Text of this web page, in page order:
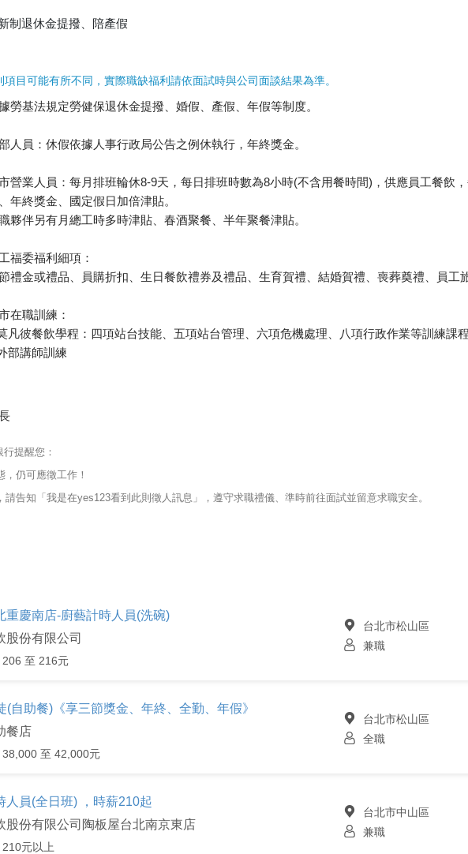
制退休金提撥、陪產假
目可能有所不同，實際職缺福利請依面試時與公司面談結果為準。
勞基法規定勞健保退休金提撥、婚假、產假、年假等制度。
人員：休假依據人事行政局公告之例休執行，年終獎金。
營業人員：每月排班輪休8-9天，每日排班時數為8小時(不含用餐時間)，供應員工餐飲
年終獎金、國定假日加倍津貼。
夥伴另有月總工時多時津貼、春酒聚餐、半年聚餐津貼。
福委福利細項：
禮金或禮品、員購折扣、生日餐飲禮券及禮品、生育賀禮、結婚賀禮、喪葬奠禮、員工
在職訓練：
凡彼餐飲學程：四項站台技能、五項站台管理、六項危機處理、八項行政作業等訓練課
部講師訓練
提醒您：
，仍可應徵工作！
請告知「我是在yes123看到此則徵人訊息」，遵守求職禮儀、準時前往面試並留意求職安全。
重慶南店-廚藝計時人員(洗碗)
股份有限公司
至 216元
台北市松山區
兼職
(自助餐)《享三節獎金、年終、全勤、年假》
餐店
至 42,000元
台北市松山區
全職
人員(全日班) ，時薪210起
股份有限公司陶板屋台北南京東店
元以上
台北市中山區
兼職